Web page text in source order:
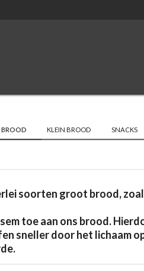
BROOD KLEIN BROOD SNACKS
soorten groot brood,
toe aan ons brood.
sneller door het lichaam